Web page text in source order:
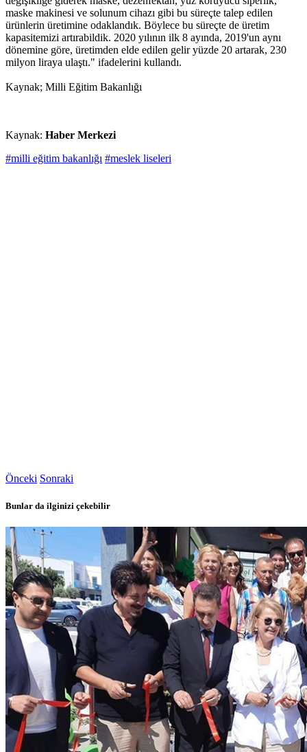
maske makinesi ve solunum cihazı gibi bu süreçte talep edilen
ürünlerin üretimine odaklandık. Böylece bu süreçte de üretim
kapasitemizi artırabildik. 2020 yılının ilk 8 ayında, 2019'un aynı
dönemine göre, üretimden elde edilen gelir yüzde 20 artarak, 230
milyon liraya ulaştı." ifadelerini kullandı.
Kaynak; Milli Eğitim Bakanlığı
Kaynak: Haber Merkezi
#milli eğitim bakanlığı #meslek liseleri
Önceki Sonraki
Bunlar da ilginizi çekebilir